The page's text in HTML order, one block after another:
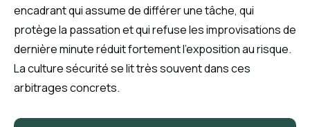
encadrant qui assume de différer une tâche, qui
protège la passation et qui refuse les improvisations de
dernière minute réduit fortement l’exposition au risque.
La culture sécurité se lit très souvent dans ces
arbitrages concrets.